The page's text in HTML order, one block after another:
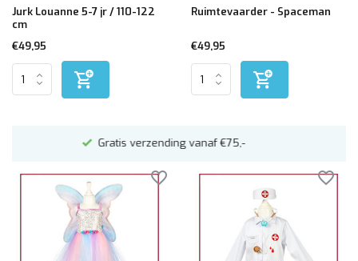
Jurk Louanne 5-7 jr / 110-122
cm
€49,95
Ruimtevaarder - Spaceman
€49,95
Altijd mooi ingepakt